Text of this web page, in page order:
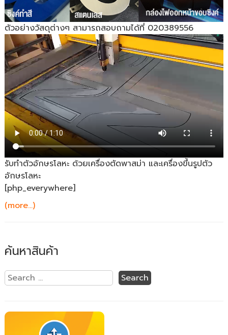
ตัวอย่างวัสดุต่างๆ สามารถสอบถามได้ที่ 020389556
รับทำตัวอักษรโลหะ ด้วยเครื่องตัดพาสม่า และเครื่องขึ้นรูปตัว
อักษรโลหะ
[php_everywhere]
(more…)
ค้นหาสินค้า